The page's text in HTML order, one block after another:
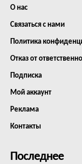
О нас
Связаться с нами
Политика
Отказ от
Подписка
Мой аккаунт
Реклама
Контакты
Последнее